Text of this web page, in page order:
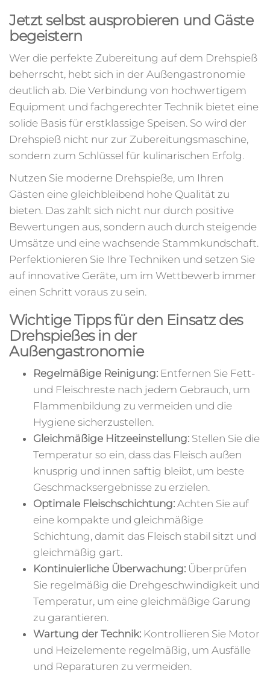
Jetzt selbst ausprobieren und Gäste
begeistern
Wer die perfekte Zubereitung auf dem Drehspieß
beherrscht, hebt sich in der Außengastronomie
deutlich ab. Die Verbindung von hochwertigem
Equipment und fachgerechter Technik bietet eine
solide Basis für erstklassige Speisen. So wird der
Drehspieß nicht nur zur Zubereitungsmaschine,
sondern zum Schlüssel für kulinarischen Erfolg.
Nutzen Sie moderne Drehspieße, um Ihren
Gästen eine gleichbleibend hohe Qualität zu
bieten. Das zahlt sich nicht nur durch positive
Bewertungen aus, sondern auch durch steigende
Umsätze und eine wachsende Stammkundschaft.
Perfektionieren Sie Ihre Techniken und setzen Sie
auf innovative Geräte, um im Wettbewerb immer
einen Schritt voraus zu sein.
Wichtige Tipps für den Einsatz des
Drehspießes in der
Außengastronomie
Regelmäßige Reinigung: Entfernen Sie Fett-
und Fleischreste nach jedem Gebrauch, um
Flammenbildung zu vermeiden und die
Hygiene sicherzustellen.
Gleichmäßige Hitzeeinstellung: Stellen Sie die
Temperatur so ein, dass das Fleisch außen
knusprig und innen saftig bleibt, um beste
Geschmacksergebnisse zu erzielen.
Optimale Fleischschichtung: Achten Sie auf
eine kompakte und gleichmäßige
Schichtung, damit das Fleisch stabil sitzt und
gleichmäßig gart.
Kontinuierliche Überwachung: Überprüfen
Sie regelmäßig die Drehgeschwindigkeit und
Temperatur, um eine gleichmäßige Garung
zu garantieren.
Wartung der Technik: Kontrollieren Sie Motor
und Heizelemente regelmäßig, um Ausfälle
und Reparaturen zu vermeiden.